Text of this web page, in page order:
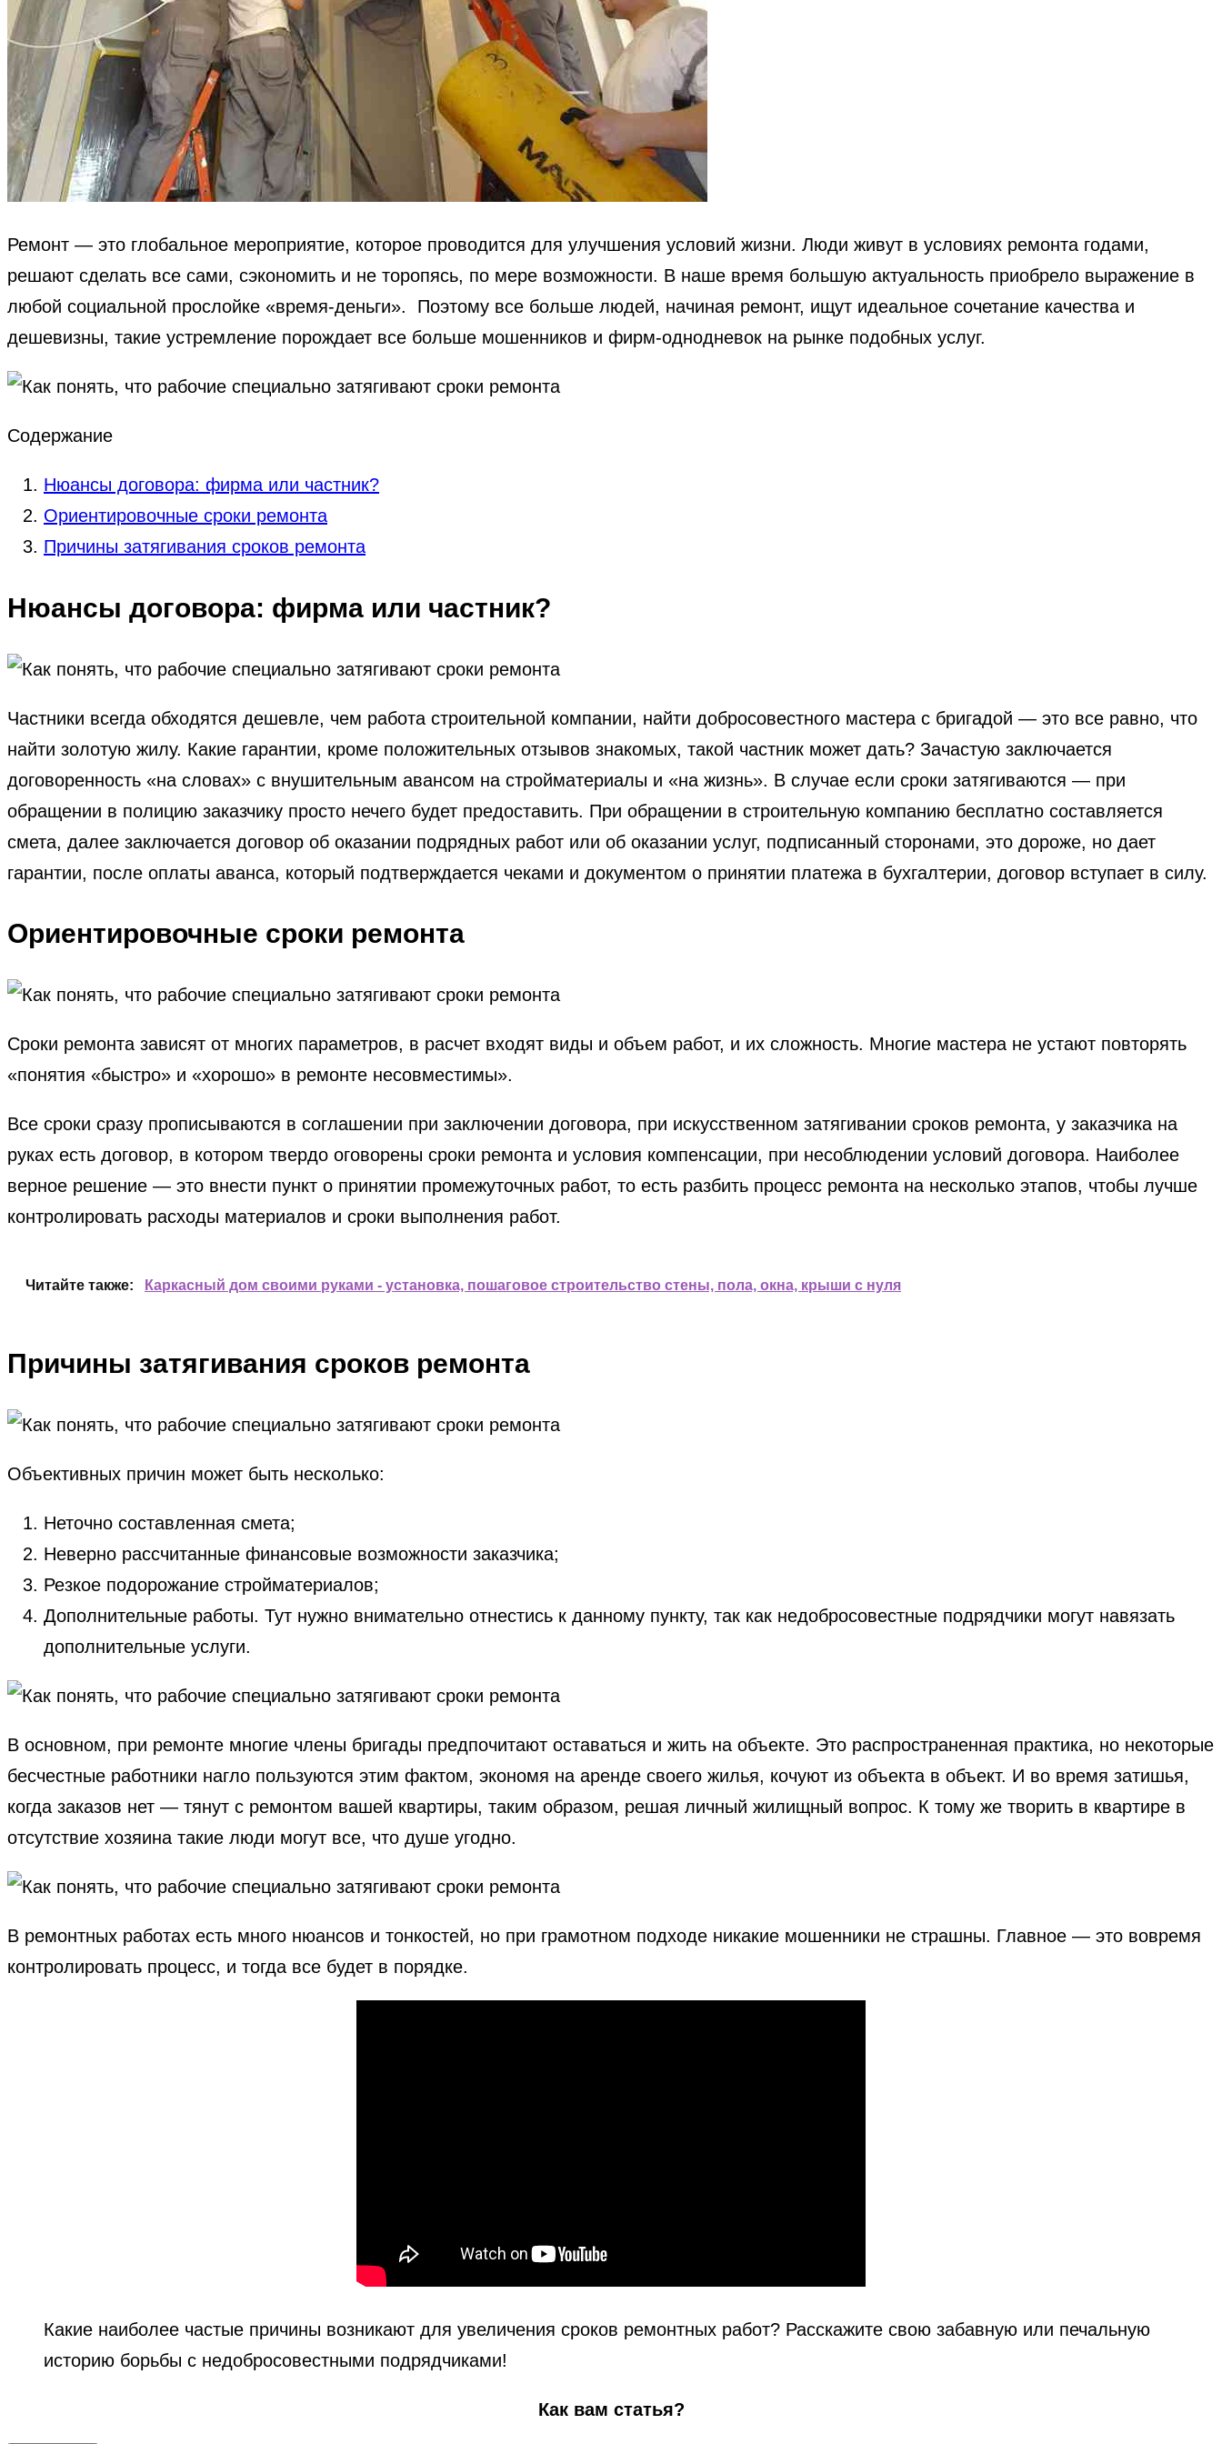
Ремонт — это глобальное мероприятие, которое проводится для улучшения условий жизни. Люди живут в условиях ремонта годами,
решают сделать все сами, сэкономить и не торопясь, по мере возможности. В наше время большую актуальность приобрело выражение в
любой социальной прослойке «время-деньги». Поэтому все больше людей, начиная ремонт, ищут идеальное сочетание качества и
дешевизны, такие устремление порождает все больше мошенников и фирм-однодневок на рынке подобных услуг.
Содержание
Нюансы договора: фирма или частник?
Ориентировочные сроки ремонта
Причины затягивания сроков ремонта
Нюансы договора: фирма или частник?
Частники всегда обходятся дешевле, чем работа строительной компании, найти добросовестного мастера с бригадой — это все равно, что
найти золотую жилу. Какие гарантии, кроме положительных отзывов знакомых, такой частник может дать? Зачастую заключается
договоренность «на словах» с внушительным авансом на стройматериалы и «на жизнь». В случае если сроки затягиваются — при
обращении в полицию заказчику просто нечего будет предоставить. При обращении в строительную компанию бесплатно составляется
смета, далее заключается договор об оказании подрядных работ или об оказании услуг, подписанный сторонами, это дороже, но дает
гарантии, после оплаты аванса, который подтверждается чеками и документом о принятии платежа в бухгалтерии, договор вступает в силу.
Ориентировочные сроки ремонта
Сроки ремонта зависят от многих параметров, в расчет входят виды и объем работ, и их сложность. Многие мастера не устают повторять
«понятия «быстро» и «хорошо» в ремонте несовместимы».
Все сроки сразу прописываются в соглашении при заключении договора, при искусственном затягивании сроков ремонта, у заказчика на
руках есть договор, в котором твердо оговорены сроки ремонта и условия компенсации, при несоблюдении условий договора. Наиболее
верное решение — это внести пункт о принятии промежуточных работ, то есть разбить процесс ремонта на несколько этапов, чтобы лучше
контролировать расходы материалов и сроки выполнения работ.
Читайте также: Каркасный дом своими руками - установка, пошаговое строительство стены, пола, окна, крыши с нуля
Причины затягивания сроков ремонта
Объективных причин может быть несколько:
Неточно составленная смета;
Неверно рассчитанные финансовые возможности заказчика;
Резкое подорожание стройматериалов;
Дополнительные работы. Тут нужно внимательно отнестись к данному пункту, так как недобросовестные подрядчики могут навязать
дополнительные услуги.
В основном, при ремонте многие члены бригады предпочитают оставаться и жить на объекте. Это распространенная практика, но некоторые
бесчестные работники нагло пользуются этим фактом, экономя на аренде своего жилья, кочуют из объекта в объект. И во время затишья,
когда заказов нет — тянут с ремонтом вашей квартиры, таким образом, решая личный жилищный вопрос. К тому же творить в квартире в
отсутствие хозяина такие люди могут все, что душе угодно.
В ремонтных работах есть много нюансов и тонкостей, но при грамотном подходе никакие мошенники не страшны. Главное — это вовремя
контролировать процесс, и тогда все будет в порядке.
Какие наиболее частые причины возникают для увеличения сроков ремонтных работ? Расскажите свою забавную или печальную
историю борьбы с недобросовестными подрядчиками!
Как вам статья?